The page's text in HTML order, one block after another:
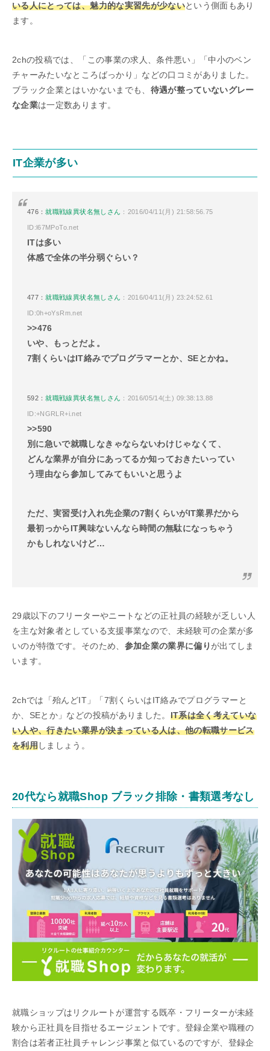
いる人にとっては、魅力的な実習先が少ないという側面もあり
ます。
2chの投稿では、「この事業の求人、条件悪い」「中小のベン
チャーみたいなところばっかり」などの口コミがありました。
ブラック企業とはいかないまでも、 待遇が整っていないグレー
な企業は一定数あります。
IT企業が多い
476：就職戦線異状名無しさん ：2016/04/11(月) 21:58:56.75
ID:l67MPoTo.net
ITは多い
体感で全体の半分弱ぐらい？
477：就職戦線異状名無しさん ：2016/04/11(月) 23:24:52.61
ID:0h+oYsRm.net
>>476
いや、もっとだよ。
7割くらいはIT絡みでプログラマーとか、SEとかね。
592：就職戦線異状名無しさん ：2016/05/14(土) 09:38:13.88
ID:+NGRLR+i.net
>>590
別に急いで就職しなきゃならないわけじゃなくて、
どんな業界が自分にあってるか知っておきたいってい
う理由なら参加してみてもいいと思うよ
ただ、実習受け入れ先企業の7割くらいがIT業界だから
最初っからIT興味ないんなら時間の無駄になっちゃう
かもしれないけど…
29歳以下のフリーターやニートなどの正社員の経験が乏しい人
を主な対象者としている支援事業なので、未経験可の企業が多
いのが特徴です。そのため、 参加企業の業界に偏り が出てしま
います。
2chでは「殆んどIT」「7割くらいはIT絡みでプログラマーと
か、SEとか」などの投稿がありました。 IT系は全く考えていな
い人や、行きたい業界が決まっている人は、他の転職サービス
を利用しましょう。
20代なら就職Shop ブラック排除・書類選考なし
就職ショップはリクルートが運営する既卒・フリーターが未経
験から正社員を目指せるエージェントです。登録企業や職種の
割合は若者正社員チャレンジ事業と似ているのですが、登録企